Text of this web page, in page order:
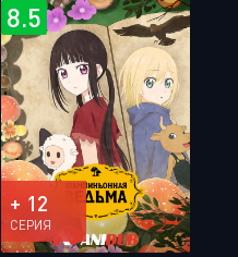
8.5
+ 12
СЕРИЯ